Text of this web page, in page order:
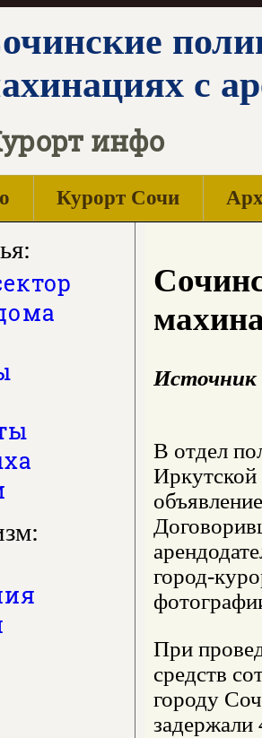
с
инфо
Курорт Сочи
В отдел
Иркутской
город-
При
средств
городу
задержали